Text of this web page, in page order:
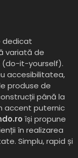
dedicat
variată de
(do-it-yourself).
accesibilitatea,
produse de
până la
accent puternic
își propune
în realizarea
Simplu, rapid și